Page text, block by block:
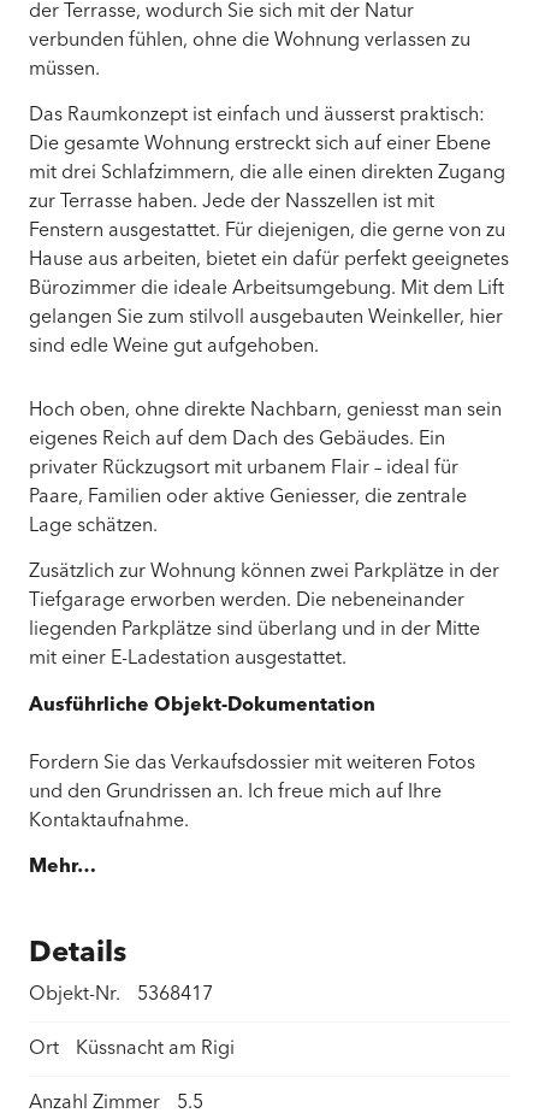
der Terrasse, wodurch Sie sich mit der Natur
verbunden fühlen, ohne die Wohnung verlassen zu
müssen.
Das Raumkonzept ist einfach und äusserst praktisch:
Die gesamte Wohnung erstreckt sich auf einer Ebene
mit drei Schlafzimmern, die alle einen direkten Zugang
zur Terrasse haben. Jede der Nasszellen ist mit
Fenstern ausgestattet. Für diejenigen, die gerne von zu
Hause aus arbeiten, bietet ein dafür perfekt geeignetes
Bürozimmer die ideale Arbeitsumgebung. Mit dem Lift
gelangen Sie zum stilvoll ausgebauten Weinkeller, hier
sind edle Weine gut aufgehoben.
Hoch oben, ohne direkte Nachbarn, geniesst man sein
eigenes Reich auf dem Dach des Gebäudes. Ein
privater Rückzugsort mit urbanem Flair – ideal für
Paare, Familien oder aktive Geniesser, die zentrale
Lage schätzen.
Zusätzlich zur Wohnung können zwei Parkplätze in der
Tiefgarage erworben werden. Die nebeneinander
liegenden Parkplätze sind überlang und in der Mitte
mit einer E-Ladestation ausgestattet.
Ausführliche Objekt-Dokumentation
Fordern Sie das Verkaufsdossier mit weiteren Fotos
und den Grundrissen an. Ich freue mich auf Ihre
Kontaktaufnahme.
Mehr…
Details
Objekt-Nr. 5368417
Ort Küssnacht am Rigi
Anzahl Zimmer 5.5